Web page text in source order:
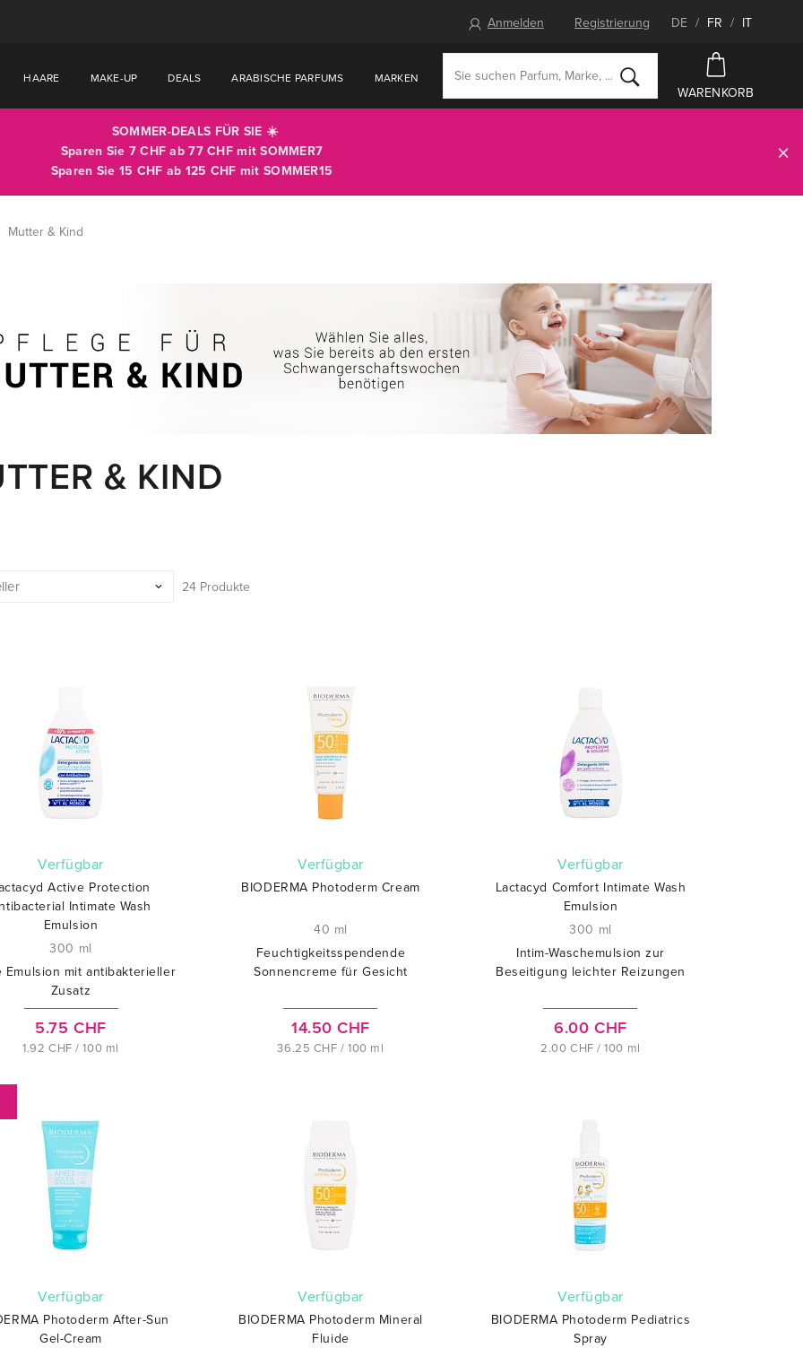
Anmelden Registrierung DE / FR / IT
HAARE MAKE-UP DEALS ARABISCHE PARFUMS MARKEN
WARENKORB
SOMMER-DEALS FÜR SIE ☀️
Sparen Sie 7 CHF ab 77 CHF mitSOMMER7
Sparen Sie 15 CHF ab 125 CHF mit SOMMER15
Mutter & Kind
& KIND
24 Produkte
verfügbar
Active Protection
Intimate Wash
Emulsion
300 ml
Emulsion mit antibakterieller
Zusatz
5.75 CHF
1.92 CHF / 100 ml
verfügbar
BIODERMA Photoderm Cream
40 ml
Feuchtigkeitsspendende
Sonnencreme für Gesicht
14.50 CHF
36.25 CHF / 100 ml
verfügbar
Lactacyd Comfort Intimate Wash
Emulsion
300 ml
Intim-Waschemulsion zur
Beseitigung leichter Reizungen
6.00 CHF
2.00 CHF / 100 ml
verfügbar
Photoderm After-Sun
Gel-Cream
verfügbar
BIODERMA Photoderm Mineral
Fluide
verfügbar
BIODERMA Photoderm Pediatrics
Spray